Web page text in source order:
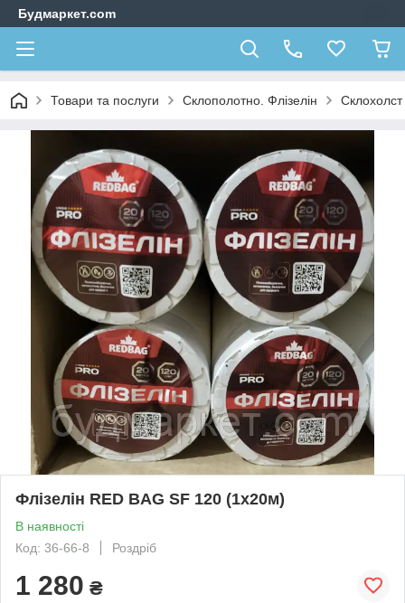
Будмаркет.com
Товари та послуги Склополотно. Флізелін
Флізелін RED BAG SF 120 (1х20м)
В наявності
Код: 36-66-8
Роздріб
1 280 ₴